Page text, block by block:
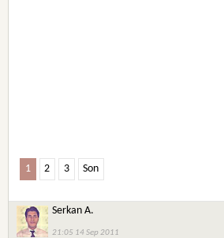
1 2 3 Son
Serkan A.
21:05 14 Sep 2011